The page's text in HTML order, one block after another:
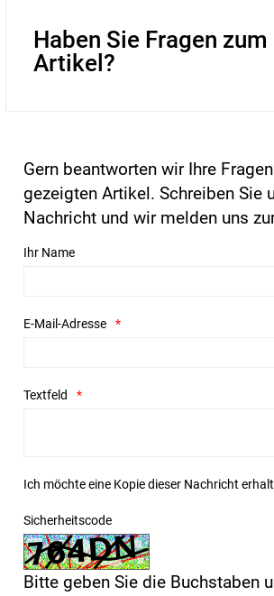
Haben Sie Fragen zum
Artikel?
Gern beantworten wir Ihre
gezeigten Artikel. Schreiben Sie
Nachricht und wir melden uns
Ihr Name
E-Mail-Adresse
Textfeld
Ich möchte eine Kopie dieser Nachricht
Sicherheitscode
Bitte geben Sie die Buchstaben